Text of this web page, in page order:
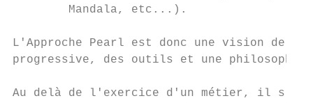
        Mandala, etc...).
L'Approche Pearl est donc une vision de
progressive, des outils et une
Au delà de l'exercice d'un métier, il